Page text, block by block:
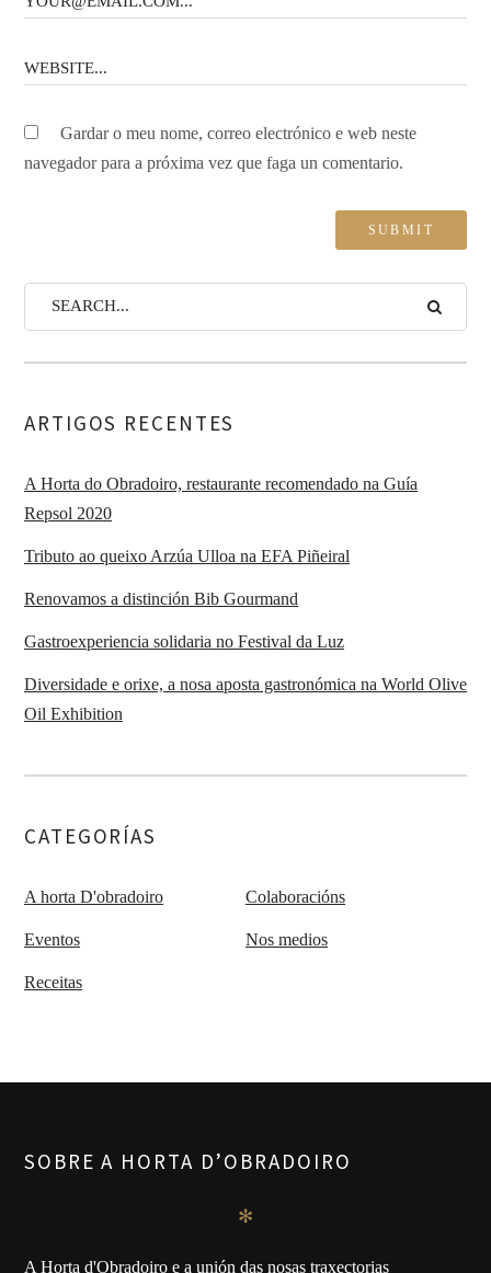
Gardar o meu nome, correo electrónico e web neste
navegador para a próxima vez que faga un comentario.
ARTIGOS RECENTES
A Horta do Obradoiro, restaurante recomendado na Guía
Repsol 2020
Tributo ao queixo Arzúa Ulloa na EFA Piñeiral
Renovamos a distinción Bib Gourmand
Gastroexperiencia solidaria no Festival da Luz
Diversidade e orixe, a nosa aposta gastronómica na World Olive
Oil Exhibition
CATEGORÍAS
A horta D'obradoiro Colaboracións
Eventos Nos medios
Receitas
SOBRE A HORTA D’OBRADOIRO
✻
A Horta d'Obradoiro e a unión das nosas traxectorias